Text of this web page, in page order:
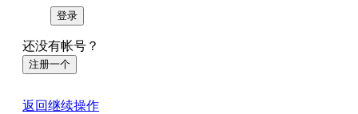
登录
还没有帐号？
注册一个
返回继续操作